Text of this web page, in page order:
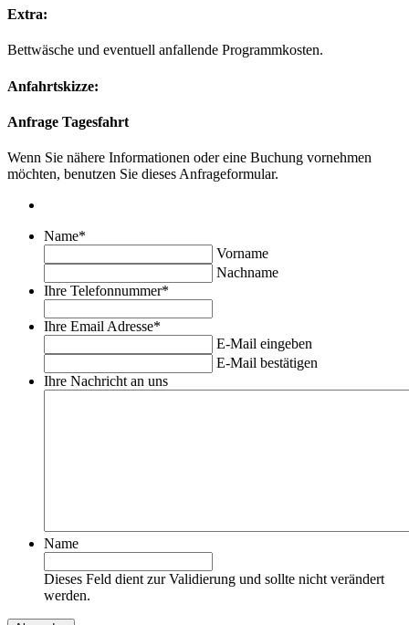
Extra:
Bettwäsche und eventuell anfallende Programmkosten.
Anfahrtskizze:
Anfrage Tagesfahrt
Wenn Sie nähere Informationen oder eine Buchung vornehmen
möchten, benutzen Sie dieses Anfrageformular.
Name*
Vorname
Nachname
Ihre Telefonnummer*
Ihre Email Adresse*
E-Mail eingeben
E-Mail bestätigen
Ihre Nachricht an uns
Name
Dieses Feld dient zur Validierung und sollte nicht verändert
werden.